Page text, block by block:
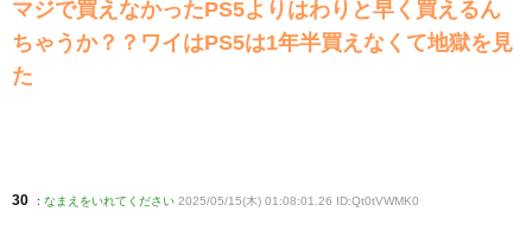
マジで買えなかったPS5よりはわりと早く買えるん
ちゃうか？？ワイはPS5は1年半買えなくて地獄を見
た
30 : なまえをいれてください 2025/05/15(木) 01:08:01.26 ID:Qt0tVWMK0